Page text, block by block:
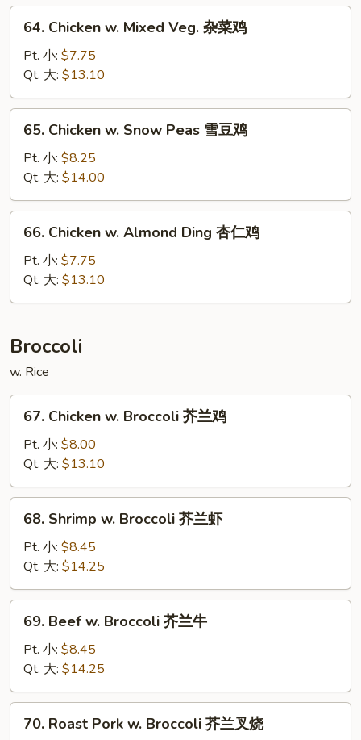
豆
Chicken
Mixed
Veg.
杂
64. Chicken w. Mixed Veg. 杂菜鸡
Pt. 小: $7.75
Qt. 大: $13.10
Chicken
Snow
Peas
雪
65. Chicken w. Snow Peas 雪豆鸡
Pt. 小: $8.25
Qt. 大: $14.00
Chicken
Almond
Ding
仁
鸡
66. Chicken w. Almond Ding 杏仁鸡
Pt. 小: $7.75
Qt. 大: $13.10
Broccoli
w. Rice
Chicken
Broccoli
芥
兰
67. Chicken w. Broccoli 芥兰鸡
Pt. 小: $8.00
Qt. 大: $13.10
Shrimp
Broccoli
芥
兰
68. Shrimp w. Broccoli 芥兰虾
Pt. 小: $8.45
Qt. 大: $14.25
Beef
Broccoli
芥
兰
69. Beef w. Broccoli 芥兰牛
Pt. 小: $8.45
Qt. 大: $14.25
Roast
70. Roast Pork w. Broccoli 芥兰叉烧